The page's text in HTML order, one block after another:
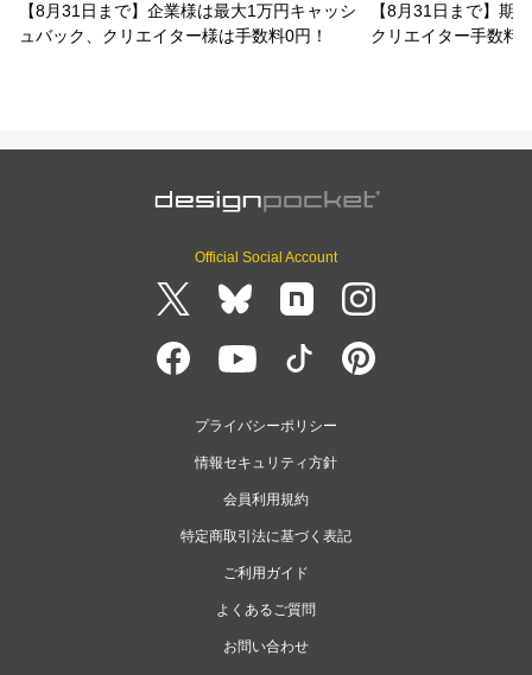
【8月31日まで】企業様は最大1万円キャッシ
ュバック、クリエイター様は手数料0円！
【8月31日まで】期
クリエイター手数料
Official Social Account
プライバシーポリシー
情報セキュリティ方針
会員利用規約
特定商取引法に基づく表記
ご利用ガイド
よくあるご質問
お問い合わせ